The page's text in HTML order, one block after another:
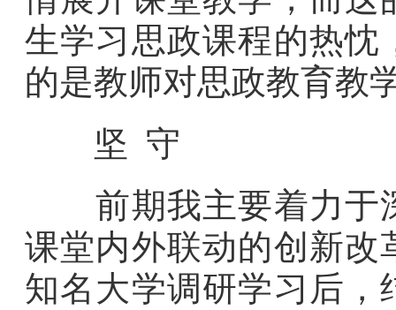
生学习思政课程的热忱
的是教师对思政教育教
坚 守
前期我主要着力于
课堂内外联动的创新改
知名大学调研学习后，